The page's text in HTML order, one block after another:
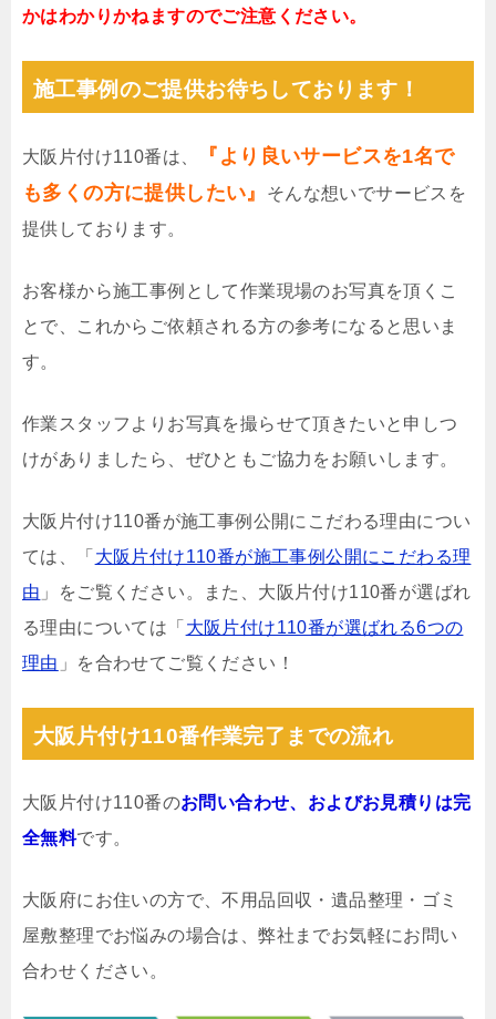
かはわかりかねますのでご注意ください。
施工事例のご提供お待ちしております！
大阪片付け110番は、
『より良いサービスを1名で
も多くの方に提供したい』
そんな想いでサービスを
提供しております。
お客様から施工事例として作業現場のお写真を頂くこ
とで、これからご依頼される方の参考になると思いま
す。
作業スタッフよりお写真を撮らせて頂きたいと申しつ
けがありましたら、ぜひともご協力をお願いします。
大阪片付け110番が施工事例公開にこだわる理由につい
ては、「 大阪片付け110番が施工事例公開にこだわる理
由 」をご覧ください。また、大阪片付け110番が選ばれ
る理由については「 大阪片付け110番が選ばれる6つの
理由 」を合わせてご覧ください！
大阪片付け110番作業完了までの流れ
大阪片付け110番のお問い合わせ、およびお見積りは完
全無料です。
大阪府にお住いの方で、不用品回収・遺品整理・ゴミ
屋敷整理でお悩みの場合は、弊社までお気軽にお問い
合わせください。